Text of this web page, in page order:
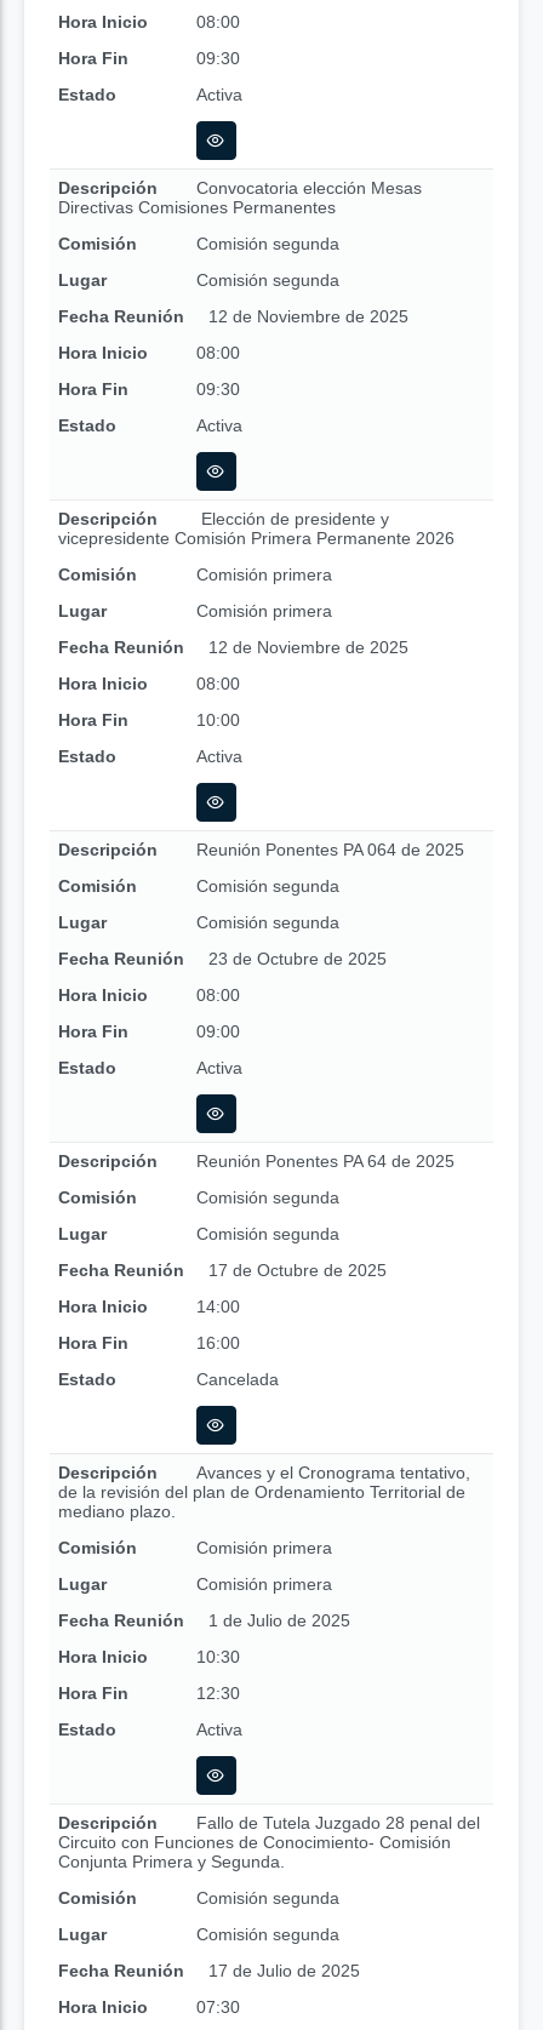
Hora Inicio
08:00
Hora Fin
09:30
Estado
Activa
Descripción
Convocatoria elección Mesas
Directivas Comisiones Permanentes
Comisión
Comisión segunda
Lugar
Comisión segunda
Fecha Reunión
12 de Noviembre de 2025
Hora Inicio
08:00
Hora Fin
09:30
Estado
Activa
Descripción
Elección de presidente y
vicepresidente Comisión Primera Permanente 2026
Comisión
Comisión primera
Lugar
Comisión primera
Fecha Reunión
12 de Noviembre de 2025
Hora Inicio
08:00
Hora Fin
10:00
Estado
Activa
Descripción
Reunión Ponentes PA 064 de 2025
Comisión
Comisión segunda
Lugar
Comisión segunda
Fecha Reunión
23 de Octubre de 2025
Hora Inicio
08:00
Hora Fin
09:00
Estado
Activa
Descripción
Reunión Ponentes PA 64 de 2025
Comisión
Comisión segunda
Lugar
Comisión segunda
Fecha Reunión
17 de Octubre de 2025
Hora Inicio
14:00
Hora Fin
16:00
Estado
Cancelada
Descripción
Avances y el Cronograma tentativo,
de la revisión del plan de Ordenamiento Territorial de
mediano plazo.
Comisión
Comisión primera
Lugar
Comisión primera
Fecha Reunión
1 de Julio de 2025
Hora Inicio
10:30
Hora Fin
12:30
Estado
Activa
Descripción
Fallo de Tutela Juzgado 28 penal del
Circuito con Funciones de Conocimiento- Comisión
Conjunta Primera y Segunda.
Comisión
Comisión segunda
Lugar
Comisión segunda
Fecha Reunión
17 de Julio de 2025
Hora Inicio
07:30